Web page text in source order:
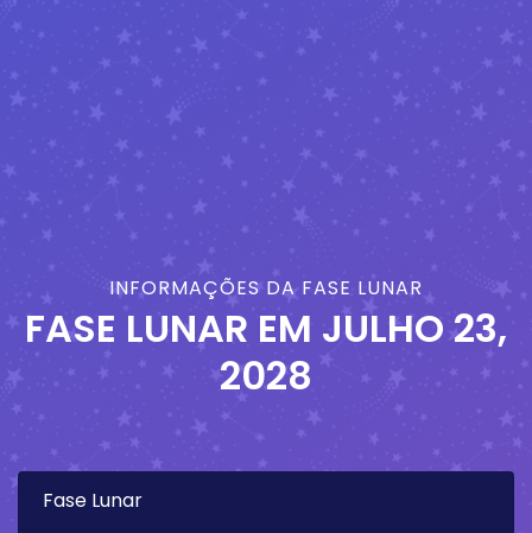
INFORMAÇÕES DA FASE LUNAR
FASE LUNAR EM JULHO 23,
2028
Fase Lunar